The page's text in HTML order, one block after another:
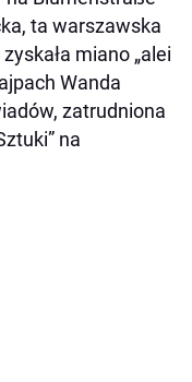
ta warszawska
miano „alei
Wanda
zatrudniona
na